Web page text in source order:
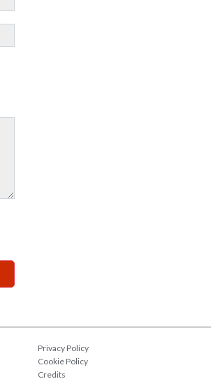
Privacy Policy
Cookie Policy
Credits